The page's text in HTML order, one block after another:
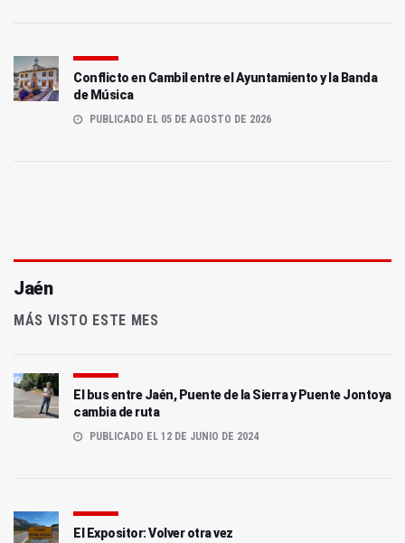
Conflicto en Cambil entre el Ayuntamiento y la Banda
de Música
PUBLICADO EL 05 DE AGOSTO DE 2026
Jaén
MÁS VISTO ESTE MES
El bus entre Jaén, Puente de la Sierra y Puente Jontoya
cambia de ruta
PUBLICADO EL 12 DE JUNIO DE 2024
El Expositor: Volver otra vez